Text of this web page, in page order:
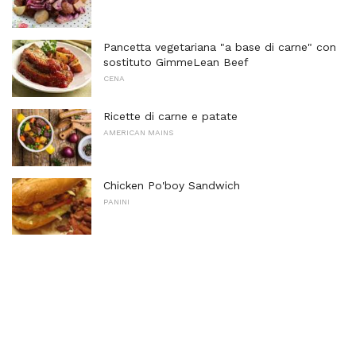
Pancetta vegetariana "a base di carne" con
sostituto GimmeLean Beef
CENA
Ricette di carne e patate
AMERICAN MAINS
Chicken Po'boy Sandwich
PANINI